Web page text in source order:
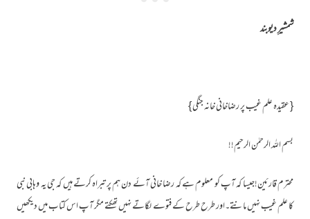
شمشیرِ دیوبند
{ عقیدہ علم غیب پر رضاخانی خانہ جنگی }
بسم اللہ الرحمٰن الرحیم!!
محترم قارئین!جیسا کہ آپ کو معلوم ہے کہ رضا خانی آئے دن ہم پر تبراہ کرتے ہیں کہ جی یہ وہابی نبی
کا علم غیب نہیں مانتے۔اور طرح طرح کے فتوے لگاتے نہیں تھکتے مگر آپ اس کتاب میں دیکھیں